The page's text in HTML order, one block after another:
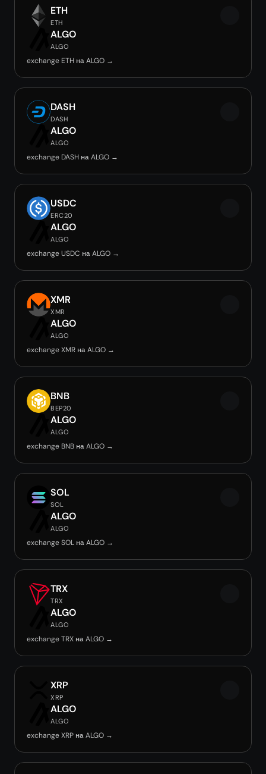
ETH
ETH
ALGO
ALGO
exchange ETH на ALGO →
DASH
DASH
ALGO
ALGO
exchange DASH на ALGO →
USDC
ERC20
ALGO
ALGO
exchange USDC на ALGO →
XMR
XMR
ALGO
ALGO
exchange XMR на ALGO →
BNB
BEP20
ALGO
ALGO
exchange BNB на ALGO →
SOL
SOL
ALGO
ALGO
exchange SOL на ALGO →
TRX
TRX
ALGO
ALGO
exchange TRX на ALGO →
XRP
XRP
ALGO
ALGO
exchange XRP на ALGO →